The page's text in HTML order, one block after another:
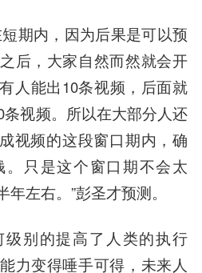
期内，因为后果是可以预
后，大家自然而然就会开
人能出10条视频，后面就
视频。所以在大部分人还
视频的这段窗口期内，确
只是这个窗口期不会太
左右。”彭圣才预测。
别的提高了人类的执行
力变得唾手可得，未来人